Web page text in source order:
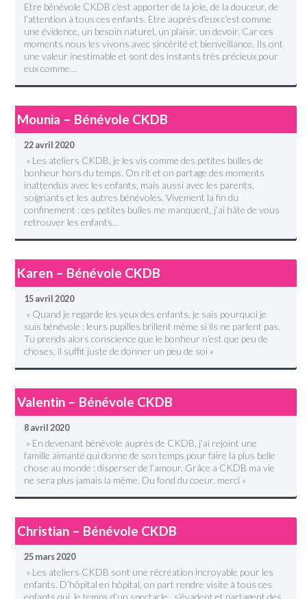
Etre bénévole CKDB c’est apporter de la joie, de la douceur, de
l’attention à tous ces enfants. Etre auprès d’eux c’est comme
une évidence, un besoin naturel, un plaisir, un devoir. Car ces
moments nous les vivons avec sincérité et bienveillance. Ils ont
une valeur inestimable et sont des instants très précieux pour
eux comme…
Mounia – Bénévole CKDB
22 avril 2020
» Les ateliers CKDB, je les vis comme des petites bulles de
bonheur hors du temps. On rit et on partage des moments
inattendus avec les enfants, mais aussi avec les parents,
soignants et les autres bénévoles. Vivement la fin du
confinement : ces petites bulles me manquent, j’ai hâte de vous
retrouver les enfants…
Karen – Bénévole CKDB
15 avril 2020
» Quand je regarde les yeux des enfants, je sais pourquoi je
suis bénévole : leurs pupilles brillent même si ils ne parlent pas.
Tu prends alors conscience que le bonheur n’est que peu de
choses, il suffit juste de donner un peu de soi «
Valentin – Bénévole CKDB
8 avril 2020
» En devenant bénévole auprès de CKDB, j’ai rejoint une
famille aimante qui donne de son temps pour faire la plus belle
chose au monde : disperser de l’amour. Grâce a CKDB ma vie
ne sera plus jamais la même. Du fond du coeur, merci «
Christian – Bénévole CKDB
25 mars 2020
» Les ateliers CKDB sont une récréation incroyable pour les
enfants. D’hôpital en hôpital, on part rendre visite à tous ces
enfants qui, le temps d’un spectacle , s’évadent et partagent des